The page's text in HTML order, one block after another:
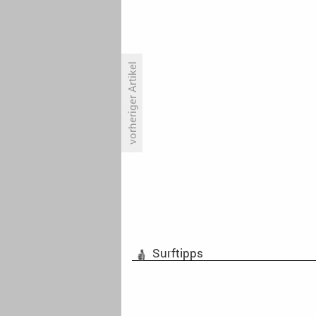
vorheriger Artikel
Surftipps